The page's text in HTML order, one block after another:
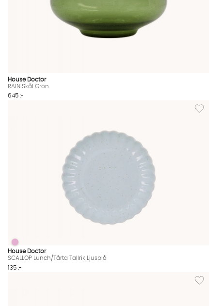
House Doctor
RAIN Skål Grön
645 :-
Lägg
SCALLOP Lunch/Tårta Tallrik Ljusblå Finns även i dessa färger:
SCALLOP Lunch/Tårta Tallrik Ljusblå
House Doctor
SCALLOP Lunch/Tårta Tallrik Ljusblå
135 :-
Lägg